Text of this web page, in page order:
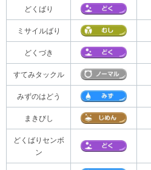
どくばり
ミサイルばり
どくづき
すてみタックル
みずのはどう
まきびし
どくばりセンボ
ン